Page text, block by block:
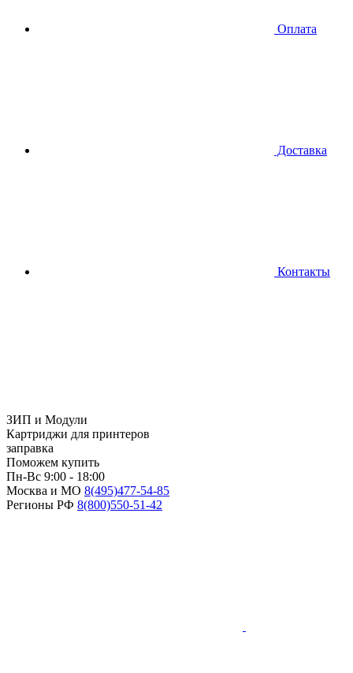
Оплата
Доставка
Контакты
ЗИП и Модули
Картриджи для принтеров
заправка
Поможем купить
Пн-Вс 9:00 - 18:00
Москва и МО 8(495)477-54-85
Регионы РФ 8(800)550-51-42